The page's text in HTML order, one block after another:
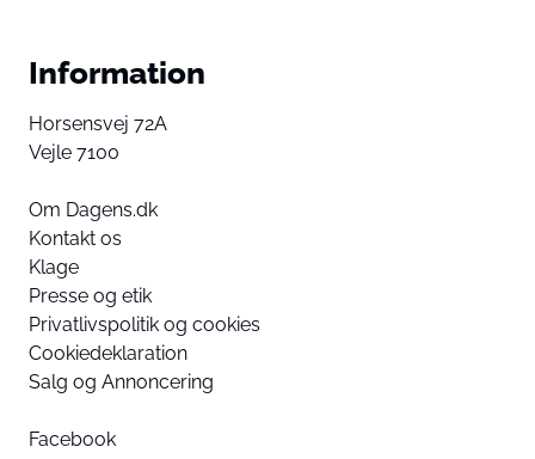
Information
Horsensvej 72A
Vejle 7100
Om Dagens.dk
Kontakt os
Klage
Presse og etik
Privatlivspolitik og cookies
Cookiedeklaration
Salg og Annoncering
Facebook